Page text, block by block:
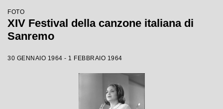
FOTO
XIV Festival della canzone italiana di
Sanremo
30 GENNAIO 1964 - 1 FEBBRAIO 1964